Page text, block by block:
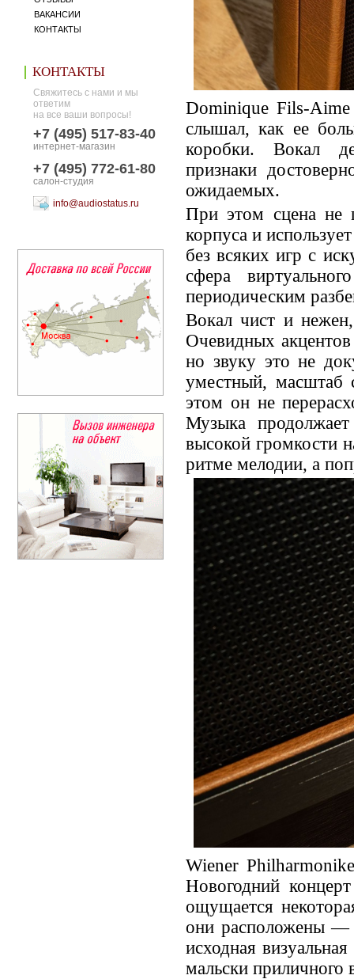
ВАКАНСИИ
КОНТАКТЫ
КОНТАКТЫ
Свяжитесь с нами и мы
ответим
на все ваши вопросы!
+7 (495) 517-83-40
интернет-магазин
+7 (495) 772-61-80
салон-студия
info@audiostatus.ru
Dominique Fils-
слышал, как ее
коробки. Вокал
признаки
ожидаемых.
При этом сцена не
корпуса и
без всяких игр с
сфера
периодическим
Вокал чист и
Очевидных
но звуку это не
уместный, масштаб
этом он не
Музыка
высокой громкости
ритме мелодии, а
Wiener
Новогодний
ощущается
они расположены —
исходная
мальски приличного